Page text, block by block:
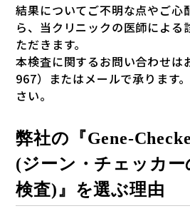
結果についてご不明な点やご心
ら、当クリニックの医師による
ただきます。
本検査に関するお問い合わせ
967）またはメールで承ります
さい。
弊社の『Gene-
(ジーン・チェッカー
検査)』を選ぶ理由